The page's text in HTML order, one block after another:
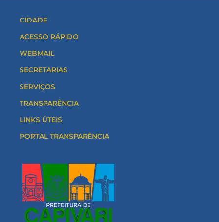
CIDADE
ACESSO RÁPIDO
WEBMAIL
SECRETARIAS
SERVIÇOS
TRANSPARÊNCIA
LINKS ÚTEIS
PORTAL TRANSPARÊNCIA